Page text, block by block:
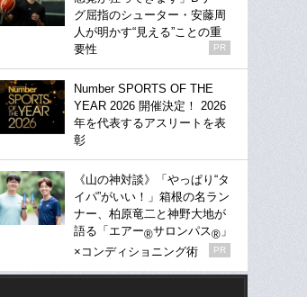
グ屈指のシューター・安藤周
人が明かす“見える”ことの重
要性
PR
Number SPORTS OF THE
YEAR 2026 開催決定！ 2026
年を代表するアスリートを表
彰
《山の神対談》「やっぱり“タ
イパ”がいい！」箱根の名ラン
ナー、柏原竜二と神野大地が
語る「エアー®サロンパス® 」
×コンディショニング術
PR